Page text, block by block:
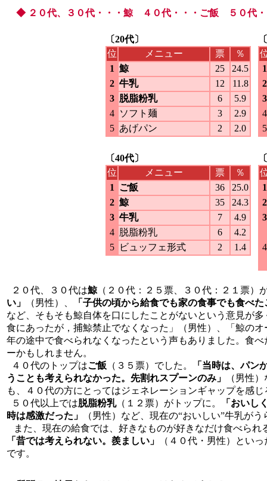
◆ ２０代、３０代・・・鯨 ４０代・・・ご飯 ５０代・
〔20代〕
位
メニュー 票
％
1 鯨 25
24.5
2 牛乳 12
11.8
3 脱脂粉乳 6
5.9
4 ソフト麺 3
2.9
5 あげパン 2 2.0
1
2
3
4
5
〔40代〕
位
メニュー 票
％
1
ご飯 36
25.0
2 鯨 35
24.3
3 牛乳 7
4.9
4 脱脂粉乳 6
4.2
5
ビュッフェ形式 2 1.4
1
2
3
4
２０代、３０代は鯨 （２０代：２５票、３０代：２１票）
い」
（男性）、
「子供の頃から給食でも家の食事でも食べ
など、そもそも鯨自体を口にしたことがないという意見が
食にあったが，捕鯨禁止でなくなった」（男性）、「鯨の
年の途中で食べられなくなったという声もありました。食
ーかもしれません。
４０代のトップはご飯 （３５票）でした。
「当時は、パン
うことも考えられなかった。先割れスプーンのみ」
（男性
も、４０代の方にとってはジェネレーションギャップを感
５０代以上では脱脂粉乳（１２票）がトップに。
「おいし
時は感激だった」
（男性）など、現在の“おいしい”牛乳が
また、現在の給食では、好きなものが好きなだけ食べられ
「昔では考えられない。羨ましい」
（４０代・男性）とい
です。